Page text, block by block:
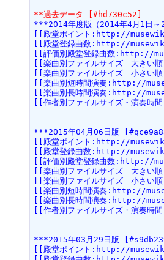
**過去データ [#hd730c52]
***2014年度版（2014年4月1日
[[殿堂ポイント:http://
[[殿堂登録曲数:http://
[[評価別殿堂登録曲数:http://
[[楽曲別ファイルサイズ　大
[[楽曲別ファイルサイズ　小
[[楽曲別短時間演奏:http://
[[楽曲別長時間演奏:http://
[[作者別ファイルサイズ・演
***2015年04月06日版
[[殿堂ポイント:http://
[[殿堂登録曲数:http://
[[評価別殿堂登録曲数:http://
[[楽曲別ファイルサイズ　大
[[楽曲別ファイルサイズ　小
[[楽曲別短時間演奏:http://
[[楽曲別長時間演奏:http://
[[作者別ファイルサイズ・演
***2015年03月29日版
[[殿堂ポイント:http://